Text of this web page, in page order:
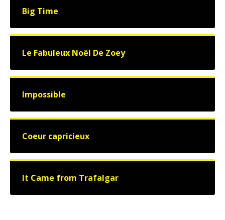
Big Time
Le Fabuleux Noël De Zoey
Impossible
Coeur capricieux
It Came from Trafalgar